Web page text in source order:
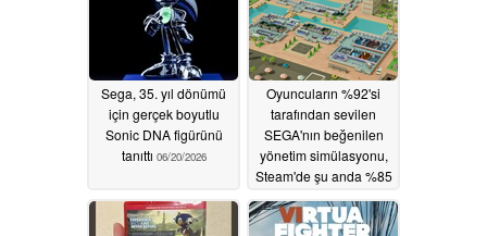
Sega, 35. yıl dönümü
için gerçek boyutlu
Sonic DNA figürünü
tanıttı 06/20/2026
Oyuncuların %92'si
tarafından sevilen
SEGA'nın beğenilen
yönetim simülasyonu,
Steam'de şu anda %85
06/18/2026